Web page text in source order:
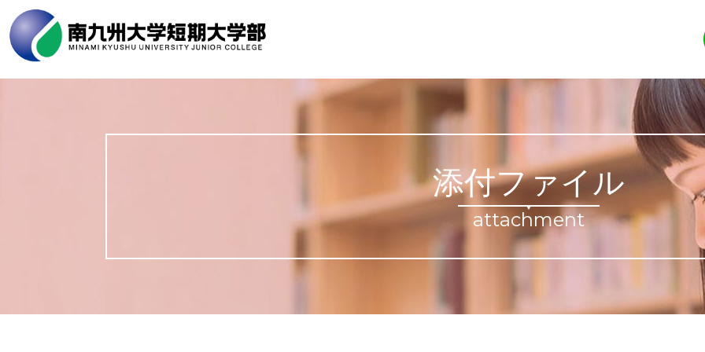
添付ファイル
attachment